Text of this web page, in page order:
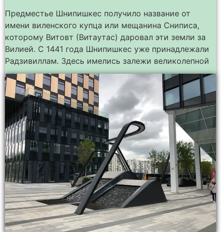
Предместье Шнипишкес получило название от
имени виленского купца или мещанина Сниписа,
которому Витовт (Витаутас) даровал эти земли за
Вилией. С 1441 года Шнипишкес уже принадлежали
Радзивиллам. Здесь имелись залежи великолепной